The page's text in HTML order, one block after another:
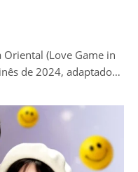
(Love Game in
de 2024, adaptado…